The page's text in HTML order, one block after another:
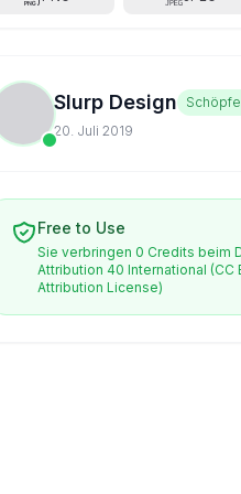
Slurp Design
20. Juli 2019
Free to Use
Sie verbringen 0 Credits beim
Attribution 40 International (CC
Attribution License)